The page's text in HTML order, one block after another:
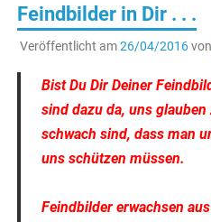
Feindbilder in Dir . . .
Veröffentlicht am26/04/2016von
Bist Du Dir Deiner
sind dazu da, uns
schwach sind, dass man
uns schützen müssen.
Feindbilder erwachsen